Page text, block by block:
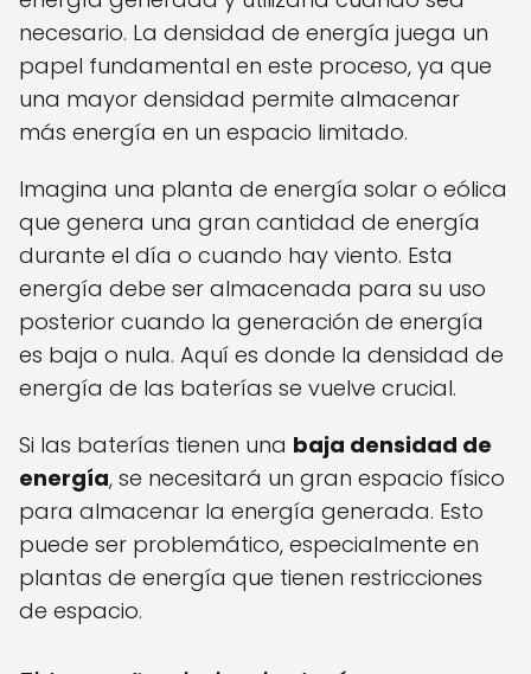
necesario. La densidad de energía juega un
papel fundamental en este proceso, ya que
una mayor densidad permite almacenar
más energía en un espacio limitado.
Imagina una planta de energía solar o eólica
que genera una gran cantidad de energía
durante el día o cuando hay viento. Esta
energía debe ser almacenada para su uso
posterior cuando la generación de energía
es baja o nula. Aquí es donde la densidad de
energía de las baterías se vuelve crucial.
Si las baterías tienen una baja densidad de
energía, se necesitará un gran espacio físico
para almacenar la energía generada. Esto
puede ser problemático, especialmente en
plantas de energía que tienen restricciones
de espacio.